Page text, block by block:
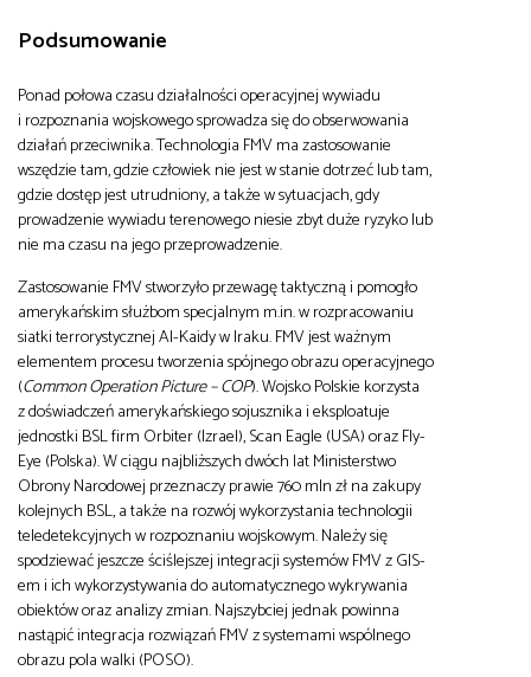
Podsumowanie
Ponad połowa czasu działalności operacyjnej wywiadu
i rozpoznania wojskowego sprowadza się do obserwowania
działań przeciwnika. Technologia FMV ma zastosowanie
wszędzie tam, gdzie człowiek nie jest w stanie dotrzeć lub tam,
gdzie dostęp jest utrudniony, a także w sytuacjach, gdy
prowadzenie wywiadu terenowego niesie zbyt duże ryzyko lub
nie ma czasu na jego przeprowadzenie.
Zastosowanie FMV stworzyło przewagę taktyczną i pomogło
amerykańskim służbom specjalnym m.in. w rozpracowaniu
siatki terrorystycznej Al-Kaidy w Iraku. FMV jest ważnym
elementem procesu tworzenia spójnego obrazu operacyjnego
(Common Operation Picture – COP). Wojsko Polskie korzysta
z doświadczeń amerykańskiego sojusznika i eksploatuje
jednostki BSL firm Orbiter (Izrael), Scan Eagle (USA) oraz Fly-
Eye (Polska). W ciągu najbliższych dwóch lat Ministerstwo
Obrony Narodowej przeznaczy prawie 760 mln zł na zakupy
kolejnych BSL, a także na rozwój wykorzystania technologii
teledetekcyjnych w rozpoznaniu wojskowym. Należy się
spodziewać jeszcze ściślejszej integracji systemów FMV z GIS-
em i ich wykorzystywania do automatycznego wykrywania
obiektów oraz analizy zmian. Najszybciej jednak powinna
nastąpić integracja rozwiązań FMV z systemami wspólnego
obrazu pola walki (POSO).